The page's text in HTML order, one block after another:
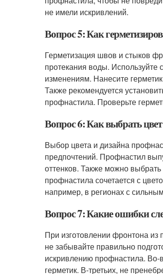
не имели искривлений.
Вопрос 5: Как
Герметизация швов и стыков
протекания воды. Используйте
изменениям. Нанесите
Также рекомендуется
профнастила. Проверьте
Вопрос 6: Как выбрать
Выбор цвета и дизайна
предпочтений. Профнастил
оттенков. Также можно
профнастила сочетается с
например, в регионах с
Вопрос 7: Какие ошибки
При изготовлении фронтона
не забывайте правильно
искривлению профнастила. Во-
герметик. В-третьих, не